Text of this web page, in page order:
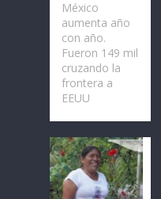
México
aumenta año
con año.
Fueron 149 mil
cruzando la
frontera a
EEUU